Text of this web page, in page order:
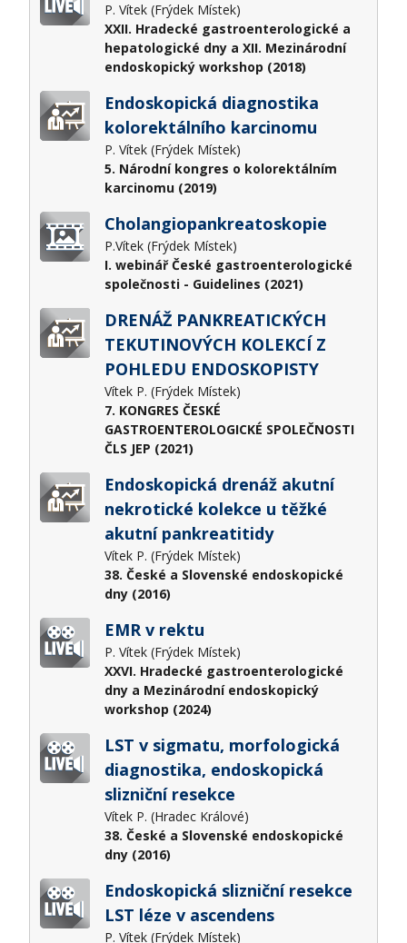
P. Vítek (Frýdek Místek)
XXII. Hradecké gastroenterologické a
hepatologické dny a XII. Mezinárodní
endoskopický workshop (2018)
Endoskopická diagnostika
kolorektálního karcinomu
P. Vítek (Frýdek Místek)
5. Národní kongres o kolorektálním
karcinomu (2019)
Cholangiopankreatoskopie
P.Vítek (Frýdek Místek)
I. webinář České gastroenterologické
společnosti - Guidelines (2021)
DRENÁŽ PANKREATICKÝCH
TEKUTINOVÝCH KOLEKCÍ Z
POHLEDU ENDOSKOPISTY
Vítek P. (Frýdek Místek)
7. KONGRES ČESKÉ
GASTROENTEROLOGICKÉ SPOLEČNOSTI
ČLS JEP (2021)
Endoskopická drenáž akutní
nekrotické kolekce u těžké
akutní pankreatitidy
Vítek P. (Frýdek Místek)
38. České a Slovenské endoskopické
dny (2016)
EMR v rektu
P. Vítek (Frýdek Místek)
XXVI. Hradecké gastroenterologické
dny a Mezinárodní endoskopický
workshop (2024)
LST v sigmatu, morfologická
diagnostika, endoskopická
slizniční resekce
Vítek P. (Hradec Králové)
38. České a Slovenské endoskopické
dny (2016)
Endoskopická slizniční resekce
LST léze v ascendens
P. Vítek (Frýdek Místek)